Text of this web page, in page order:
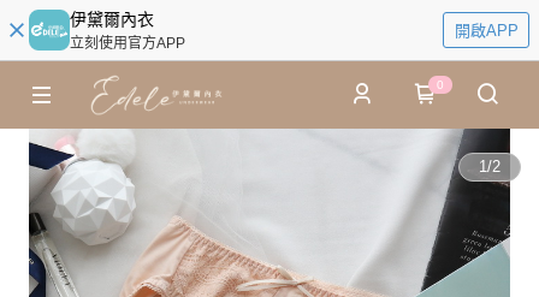
伊黛爾內衣
立刻使用官方APP
開啟APP
0
1/2